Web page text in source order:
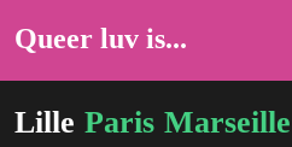
Queer luv is...
Lille Paris Marseille